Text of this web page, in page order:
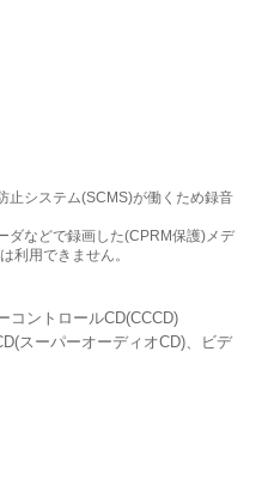
システム(SCMS)が働くため録音
などで録画した(CPRM保護)メデ
利用できません。
コントロールCD(CCCD)
スーパーオーディオCD)、ビデ